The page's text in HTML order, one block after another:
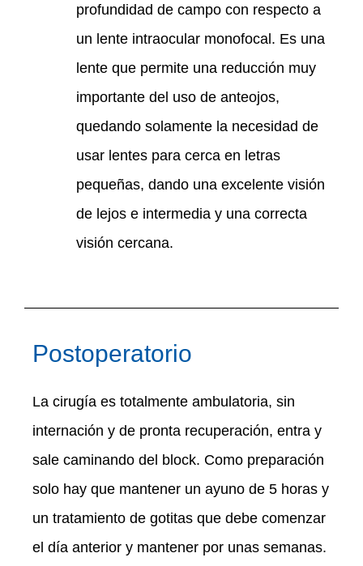
profundidad de campo con respecto a
un lente intraocular monofocal. Es una
lente que permite una reducción muy
importante del uso de anteojos,
quedando solamente la necesidad de
usar lentes para cerca en letras
pequeñas, dando una excelente visión
de lejos e intermedia y una correcta
visión cercana.
Postoperatorio
La cirugía es totalmente ambulatoria, sin
internación y de pronta recuperación, entra y
sale caminando del block. Como preparación
solo hay que mantener un ayuno de 5 horas y
un tratamiento de gotitas que debe comenzar
el día anterior y mantener por unas semanas.